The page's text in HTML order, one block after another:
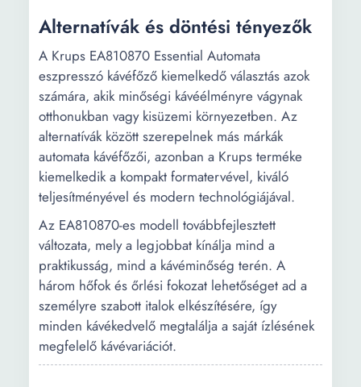
Alternatívák és döntési tényezők
A Krups EA810870 Essential Automata
eszpresszó kávéfőző kiemelkedő választás azok
számára, akik minőségi kávéélményre vágynak
otthonukban vagy kisüzemi környezetben. Az
alternatívák között szerepelnek más márkák
automata kávéfőzői, azonban a Krups terméke
kiemelkedik a kompakt formatervével, kiváló
teljesítményével és modern technológiájával.
Az EA810870-es modell továbbfejlesztett
változata, mely a legjobbat kínálja mind a
praktikusság, mind a kávéminőség terén. A
három hőfok és őrlési fokozat lehetőséget ad a
személyre szabott italok elkészítésére, így
minden kávékedvelő megtalálja a saját ízlésének
megfelelő kávévariációt.